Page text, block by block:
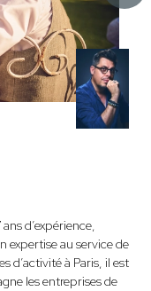
d’expérience,
expertise au service de
d’activité à Paris, il est
les entreprises de